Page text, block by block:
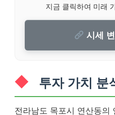
지금 클릭하여 미래
시세
투자 가치 분
전라남도 목포시 연산동의